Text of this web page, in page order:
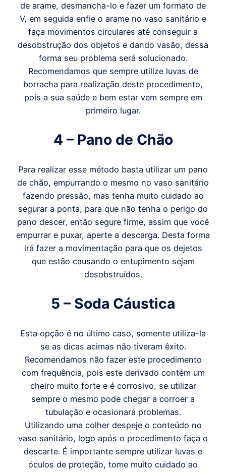
de arame, desmancha-lo e fazer um formato de
V, em seguida enfie o arame no vaso sanitário e
faça movimentos circulares até conseguir a
desobstrução dos objetos e dando vasão, dessa
forma seu problema será solucionado.
Recomendamos que sempre utilize luvas de
borracha para realização deste procedimento,
pois a sua saúde e bem estar vem sempre em
primeiro lugar.
4 – Pano de Chão
Para realizar esse método basta utilizar um pano
de chão, empurrando o mesmo no vaso sanitário
fazendo pressão, mas tenha muito cuidado ao
segurar a ponta, para que não tenha o perigo do
pano descer, então segure firme, assim que você
empurrar e puxar, aperte a descarga. Desta forma
irá fazer a movimentação para que os dejetos
que estão causando o entupimento sejam
desobstruídos.
5 – Soda Cáustica
Esta opção é no último caso, somente utiliza-la
se as dicas acimas não tiveram êxito.
Recomendamos não fazer este procedimento
com frequência, pois este derivado contém um
cheiro muito forte e é corrosivo, se utilizar
sempre o mesmo pode chegar a corroer a
tubulação e ocasionará problemas.
Utilizando uma colher despeje o conteúdo no
vaso sanitário, logo após o procedimento faça o
descarte. É importante sempre utilizar luvas e
óculos de proteção, tome muito cuidado ao